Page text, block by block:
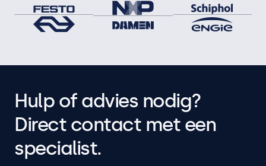
Hulp of advies nodig?
Direct contact met een
specialist.